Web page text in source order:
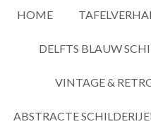
HOME
DELFTS BLAUW
VINTAGE &
ABSTRACTE